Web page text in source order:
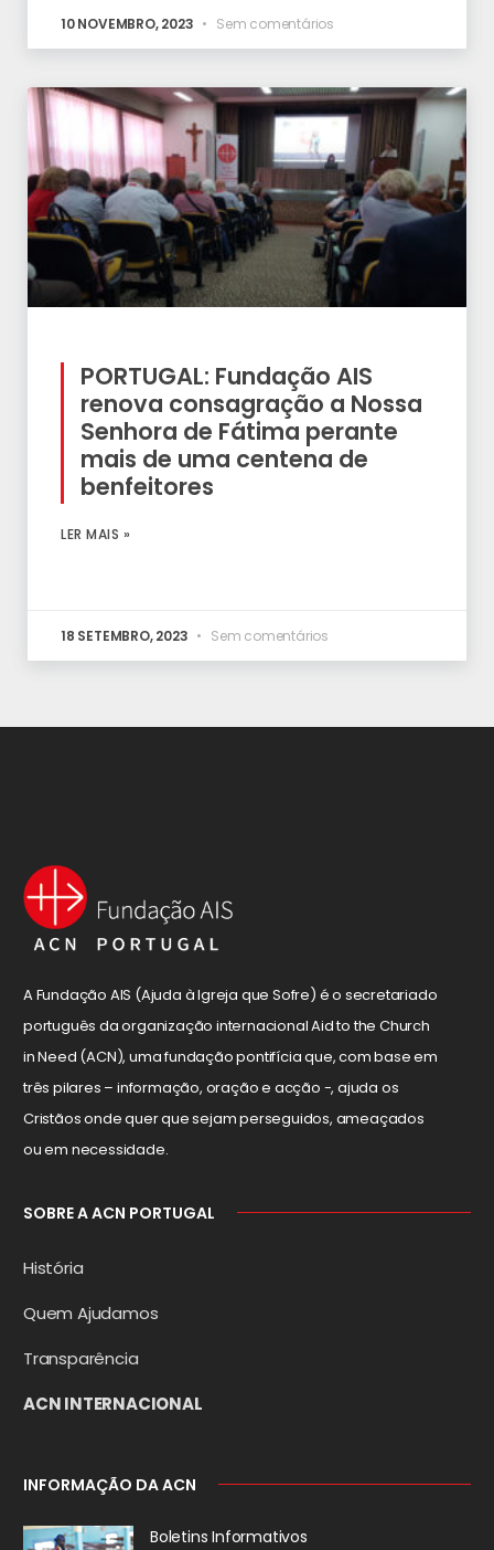
10 NOVEMBRO, 2023 Sem comentários
PORTUGAL: Fundação AIS
renova consagração a Nossa
Senhora de Fátima perante
mais de uma centena de
benfeitores
LER MAIS »
18 SETEMBRO, 2023 Sem comentários
A Fundação AIS (Ajuda à Igreja que Sofre) é o secretariado
português da organização internacional Aid to the Church
in Need (ACN), uma fundação pontifícia que, com base em
três pilares – informação, oração e acção -, ajuda os
Cristãos onde quer que sejam perseguidos, ameaçados
ou em necessidade.
SOBRE A ACN PORTUGAL
História
Quem Ajudamos
Transparência
ACN INTERNACIONAL
INFORMAÇÃO DA ACN
Boletins Informativos